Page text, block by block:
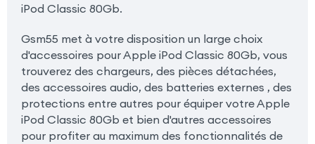
iPod Classic 80Gb.
Gsm55 met à votre disposition un large choix
d'accessoires pour Apple iPod Classic 80Gb, vous
trouverez des chargeurs, des pièces détachées,
des accessoires audio, des batteries externes , des
protections entre autres pour équiper votre Apple
iPod Classic 80Gb et bien d'autres accessoires
pour profiter au maximum des fonctionnalités de